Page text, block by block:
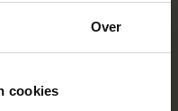
Over
cookies